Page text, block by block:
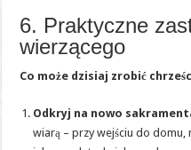
6. Praktyczne
wierzącego
Co może dzisiaj zrobić
Odkryj na nowo
wiarą – przy wejściu do domu,